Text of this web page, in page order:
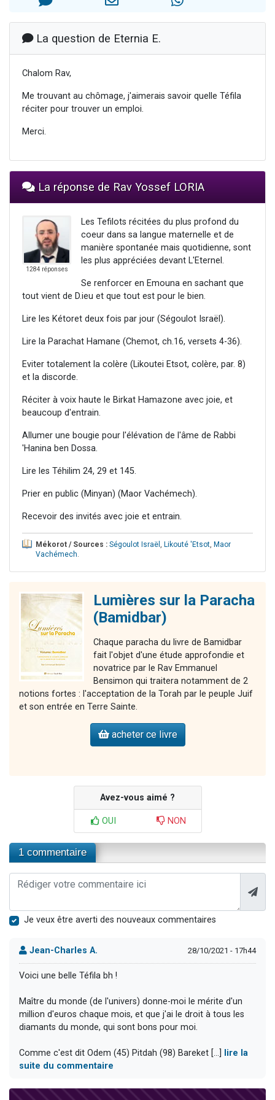
La question de Eternia E.
Chalom Rav,
Me trouvant au chômage, j'aimerais savoir quelle Téfila
réciter pour trouver un emploi.
Merci.
La réponse de Rav Yossef LORIA
1284 réponses
Les Tefilots récitées du plus profond du
coeur dans sa langue maternelle et de
manière spontanée mais quotidienne, sont
les plus appréciées devant L'Eternel.
Se renforcer en Emouna en sachant que
tout vient de D.ieu et que tout est pour le bien.
Lire les Kétoret deux fois par jour (Ségoulot Israël).
Lire la Parachat Hamane (Chemot, ch.16, versets 4-36).
Eviter totalement la colère (Likoutei Etsot, colère, par. 8)
et la discorde.
Réciter à voix haute le Birkat Hamazone avec joie, et
beaucoup d'entrain.
Allumer une bougie pour l'élévation de l'âme de Rabbi
'Hanina ben Dossa.
Lire les Téhilim 24, 29 et 145.
Prier en public (Minyan) (Maor Vachémech).
Recevoir des invités avec joie et entrain.
Mékorot / Sources : Ségoulot Israël , Likouté 'Etsot, Maor
Vachémech.
Lumières sur la Paracha
(Bamidbar)
Chaque paracha du livre de Bamidbar
fait l'objet d'une étude approfondie et
novatrice par le Rav Emmanuel
Bensimon qui traitera notamment de 2
notions fortes : l'acceptation de la Torah par le peuple Juif
et son entrée en Terre Sainte.
acheter ce livre
Avez-vous aimé ?
OUI NON
1 commentaire
Je veux être averti des nouveaux commentaires
Jean-Charles A. 28/10/2021 - 17h44
Voici une belle Téfila bh !
Maître du monde (de l'univers) donne-moi le mérite d'un
million d'euros chaque mois, et que j'ai le droit à tous les
diamants du monde, qui sont bons pour moi.
Comme c'est dit Odem (45) Pitdah (98) Bareket [...]
lire la
suite du commentaire